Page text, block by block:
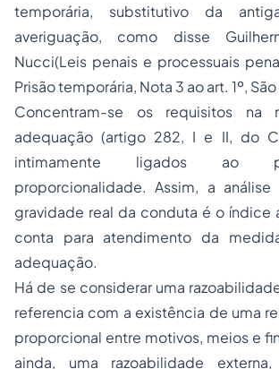
temporária, substitutivo da
averiguação, como disse
Nucci(Leis penais e processuais
Prisão temporária, Nota 3 ao art. 1º, São
Concentram-se os requisitos na
adequação (artigo 282, I e II, do
intimamente ligados ao
proporcionalidade. Assim, a
gravidade real da conduta é o índice
conta para atendimento da
adequação.
Há de se considerar uma
referencia com a existência de uma
proporcional entre motivos, meios e
ainda, uma razoabilidade